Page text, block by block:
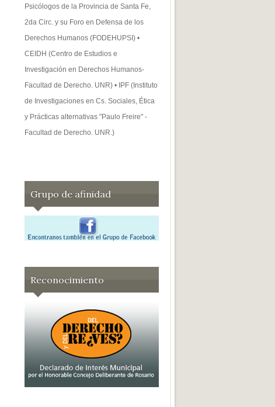
Psicólogos de la Provincia de Santa Fe,
2da Circ. y su Foro en Defensa de los
Derechos Humanos (FODEHUPSI) •
CEIDH (Centro de Estudios e
Investigación en Derechos Humanos-
Facultad de Derecho. UNR) • IPF (Instituto
de Investigaciones en Cs. Sociales, Ética
y Prácticas alternativas "Paulo Freire" -
Facultad de Derecho. UNR.)
Grupo de afinidad
Reconocimiento